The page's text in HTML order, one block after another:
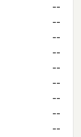
--
--
--
--
--
--
--
--
--